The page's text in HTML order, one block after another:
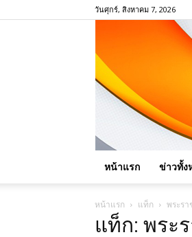
วันศุกร์, สิงหาคม 7, 2026
หน้าแรก ข่าวทั้ง
หน้าแรก แท็ก พระร
แท็ก: พร